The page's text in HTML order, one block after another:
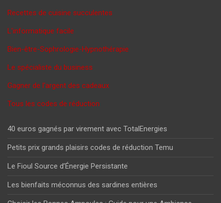
Recettes de cuisine succulentes
L'informatique facile
Bien-être-Sophrologie-Hypnothérapie
Le spécialiste du business
Gagner de l'argent des cadeaux
Tous les codes de réduction
40 euros gagnés par virement avec TotalEnergies
Petits prix grands plaisirs codes de réduction Temu
Le Fioul Source d’Énergie Persistante
Les bienfaits méconnus des sardines entières